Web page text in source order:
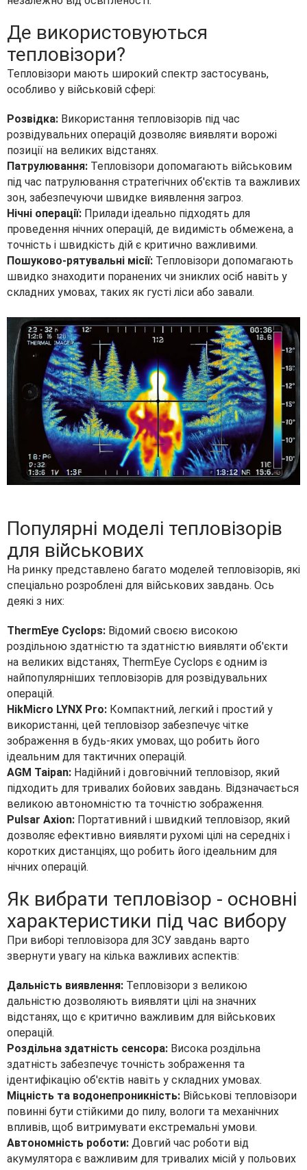
Де використовуються
тепловізори?
Тепловізори мають широкий спектр застосувань,
особливо у військовій сфері:
Розвідка: Використання тепловізорів під час
розвідувальних операцій дозволяє виявляти ворожі
позиції на великих відстанях.
Патрулювання: Тепловізори допомагають військовим
під час патрулювання стратегічних об'єктів та важливих
зон, забезпечуючи швидке виявлення загроз.
Нічні операції: Прилади ідеально підходять для
проведення нічних операцій, де видимість обмежена, а
точність і швидкість дій є критично важливими.
Пошуково-рятувальні місії: Тепловізори допомагають
швидко знаходити поранених чи зниклих осіб навіть у
складних умовах, таких як густі ліси або завали.
Популярні моделі тепловізорів
для військових
На ринку представлено багато моделей тепловізорів, які
спеціально розроблені для військових завдань. Ось
деякі з них:
ThermEye Cyclops: Відомий своєю високою
роздільною здатністю та здатністю виявляти об'єкти
на великих відстанях, ThermEye Cyclops є одним із
найпопулярніших тепловізорів для розвідувальних
операцій.
HikMicro LYNX Pro: Компактний, легкий і простий у
використанні, цей тепловізор забезпечує чітке
зображення в будь-яких умовах, що робить його
ідеальним для тактичних операцій.
AGM Taipan: Надійний і довговічний тепловізор, який
підходить для тривалих бойових завдань. Відзначається
великою автономністю та точністю зображення.
Pulsar Axion: Портативний і швидкий тепловізор, який
дозволяє ефективно виявляти рухомі цілі на середніх і
коротких дистанціях, що робить його ідеальним для
нічних операцій.
Як вибрати тепловізор - основні
характеристики під час вибору
При виборі тепловізора для ЗСУ завдань варто
звернути увагу на кілька важливих аспектів:
Дальність виявлення: Тепловізори з великою
дальністю дозволяють виявляти цілі на значних
відстанях, що є критично важливим для військових
операцій.
Роздільна здатність сенсора: Висока роздільна
здатність забезпечує точність зображення та
ідентифікацію об'єктів навіть у складних умовах.
Міцність та водонепроникність: Військові тепловізори
повинні бути стійкими до пилу, вологи та механічних
впливів, щоб витримувати екстремальні умови.
Автономність роботи: Довгий час роботи від
акумулятора є важливим для тривалих місій у польових